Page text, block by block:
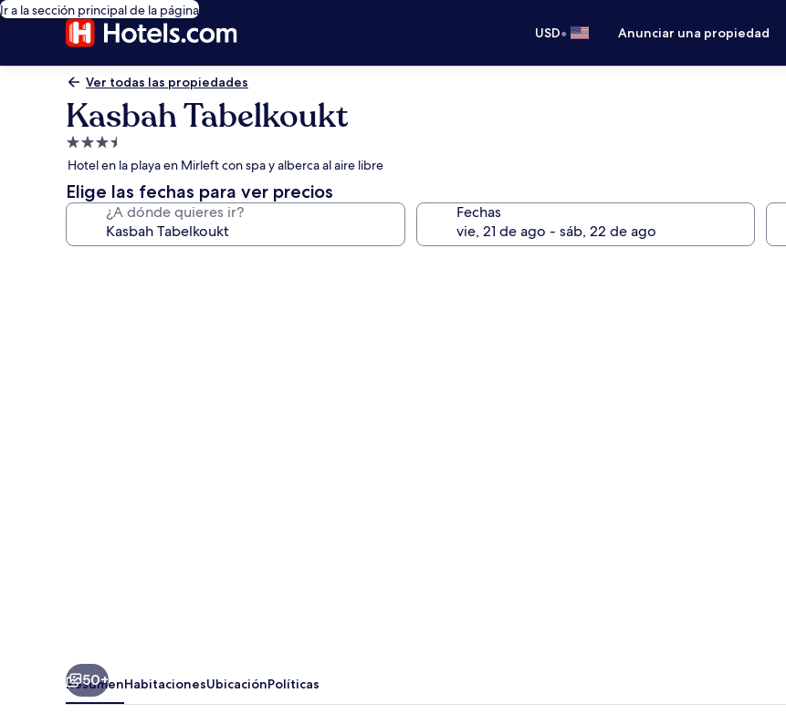
Ir a la sección principal de la página
USD• Anunciar una propiedad
Ver todas las propiedades
Kasbah Tabelkoukt
Propiedad
de
3.5
estrellas
Hotel en la playa en Mirleft con spa y alberca al aire libre
Elige las fechas para ver precios
¿A dónde quieres ir? Fechas
50+
ResumenHabitacionesUbicaciónPolíticas